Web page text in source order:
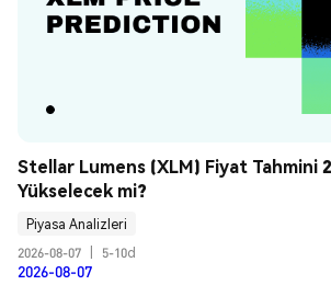
Stellar Lumens (XLM) Fiyat Tahmini
Yükselecek mi?
Piyasa Analizleri
2026-08-07
5-10d
2026-08-07